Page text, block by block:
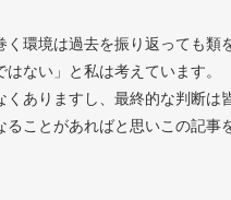
環境は過去を振り返っても類
ない」と私は考えています。
ありますし、最終的な判断は
ことがあればと思いこの記事